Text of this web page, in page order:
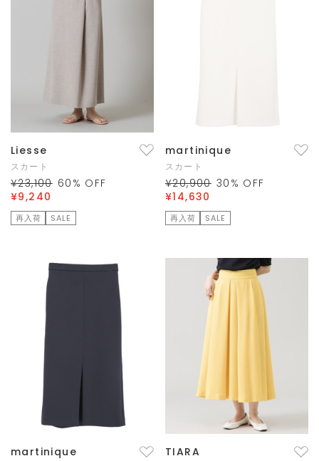
Liesse
スカート
¥23,100 60 % OFF
¥9,240
再入荷 SALE
martinique
スカート
¥20,900 30 % OFF
¥14,630
再入荷 SALE
martinique TIARA